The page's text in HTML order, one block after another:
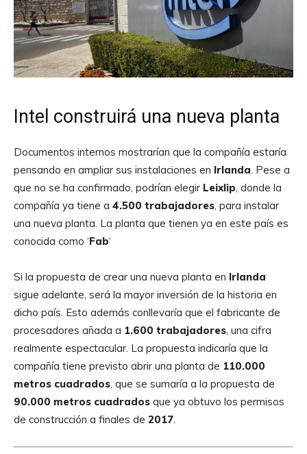
Intel construirá una nueva planta
Documentos internos mostrarían que la compañía estaría
pensando en ampliar sus instalaciones en Irlanda. Pese a
que no se ha confirmado, podrían elegir Leixlip, donde la
compañía ya tiene a 4.500 trabajadores, para instalar
una nueva planta. La planta que tienen ya en este país es
conocida como ‘Fab‘
Si la propuesta de crear una nueva planta en Irlanda
sigue adelante, será la mayor inversión de la historia en
dicho país. Esto además conllevaría que el fabricante de
procesadores añada a 1.600 trabajadores, una cifra
realmente espectacular. La propuesta indicaría que la
compañía tiene previsto abrir una planta de 110.000
metros cuadrados, que se sumaría a la propuesta de
90.000 metros cuadrados que ya obtuvo los permisos
de construcción a finales de 2017.